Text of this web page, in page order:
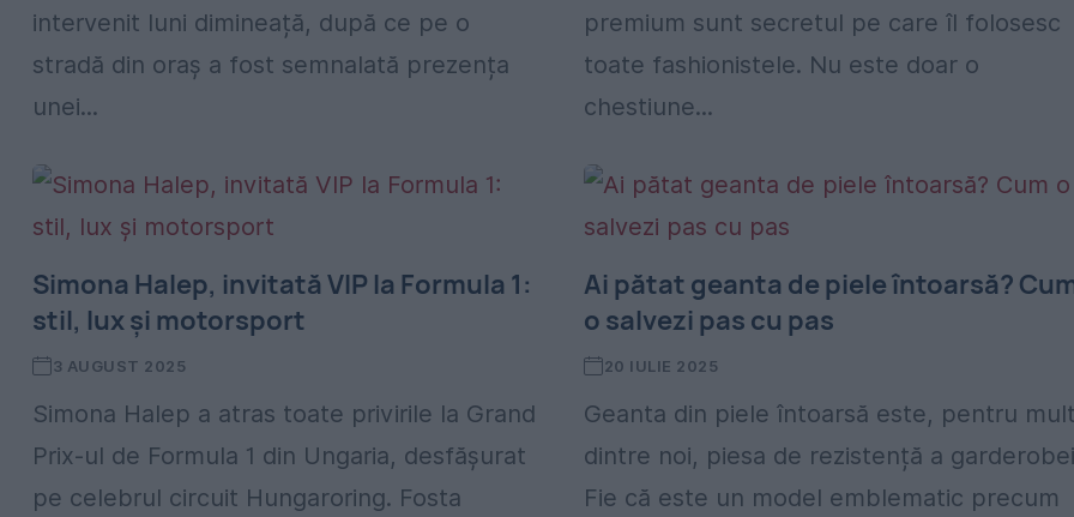
intervenit luni dimineață, după ce pe o
stradă din oraș a fost semnalată prezența
unei...
premium sunt secretul pe care îl folosesc
toate fashionistele. Nu este doar o
chestiune...
Simona Halep, invitată VIP la Formula 1:
stil, lux și motorsport
3 AUGUST 2025
Simona Halep a atras toate privirile la Grand
Prix-ul de Formula 1 din Ungaria, desfășurat
pe celebrul circuit Hungaroring. Fosta
Ai pătat geanta de piele întoarsă?
o salvezi pas cu pas
20 IULIE 2025
Geanta din piele întoarsă este, pentru
dintre noi, piesa de rezistență a
Fie că este un model emblematic precum